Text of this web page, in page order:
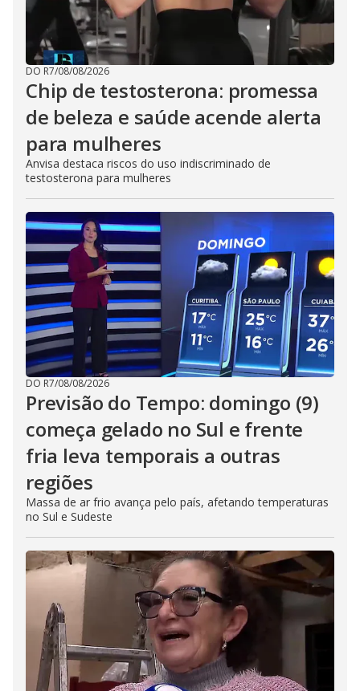
DO R7/08/08/2026
Chip de testosterona: promessa
de beleza e saúde acende alerta
para mulheres
Anvisa destaca riscos do uso indiscriminado de
testosterona para mulheres
DO R7/08/08/2026
Previsão do Tempo: domingo (9)
começa gelado no Sul e frente
fria leva temporais a outras
regiões
Massa de ar frio avança pelo país, afetando temperaturas
no Sul e Sudeste